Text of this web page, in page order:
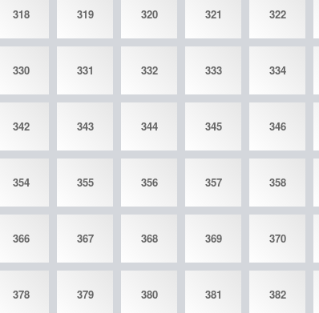
318 319 320 321 322
330 331 332 333 334
342 343 344 345 346
354 355 356 357 358
366 367 368 369 370
378 379 380 381 382